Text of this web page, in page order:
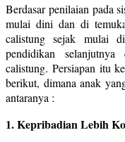
Berdasar penilaian pada
mulai dini dan di
calistung sejak mulai
pendidikan
calistung. Persiapan itu
berikut, dimana anak
antaranya :
1. Kepribadian Lebih